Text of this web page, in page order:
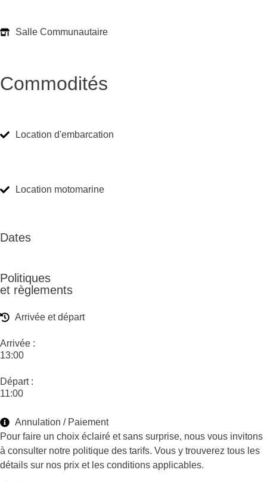
Salle Communautaire
Commodités
Location d'embarcation
Location motomarine
Dates
Politiques
et règlements
Arrivée et départ
Arrivée :
13:00
Départ :
11:00
Annulation / Paiement
Pour faire un choix éclairé et sans surprise, nous vous invitons
à consulter notre politique des tarifs. Vous y trouverez tous les
détails sur nos prix et les conditions applicables.